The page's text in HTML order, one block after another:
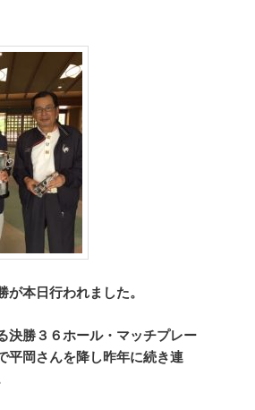
本日行われました。
勝３６ホール・マッチプレー
平岡さんを降し昨年に続き連